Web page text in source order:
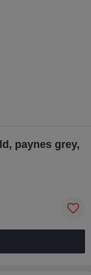
paynes grey,